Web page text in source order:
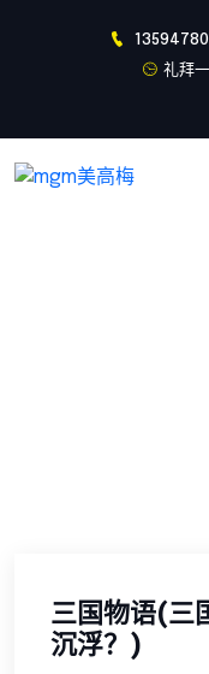
礼拜
三国物语(三
沉浮？)